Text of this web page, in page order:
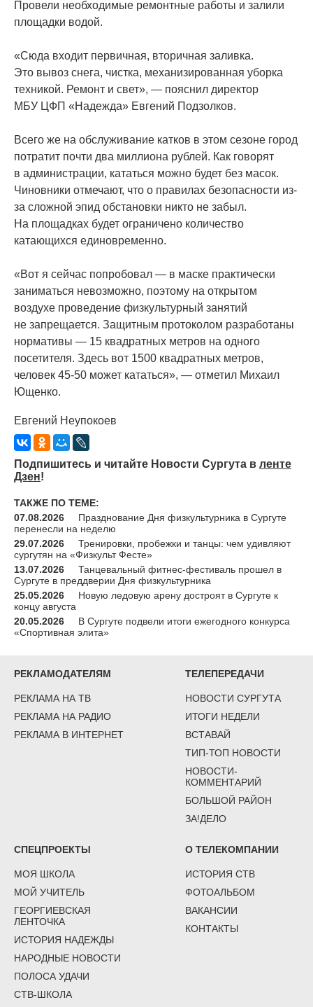
Провели необходимые ремонтные работы и залили
площадки водой.
«Сюда входит первичная, вторичная заливка.
Это вывоз снега, чистка, механизированная уборка
техникой. Ремонт и свет», — пояснил директор
МБУ ЦФП «Надежда» Евгений Подзолков.
Всего же на обслуживание катков в этом сезоне город
потратит почти два миллиона рублей. Как говорят
в администрации, кататься можно будет без масок.
Чиновники отмечают, что о правилах безопасности из-
за сложной эпид обстановки никто не забыл.
На площадках будет ограничено количество
катающихся единовременно.
«Вот я сейчас попробовал — в маске практически
заниматься невозможно, поэтому на открытом
воздухе проведение физкультурный занятий
не запрещается. Защитным протоколом разработаны
нормативы — 15 квадратных метров на одного
посетителя. Здесь вот 1500 квадратных метров,
человек 45-50 может кататься», — отметил Михаил
Ющенко.
Евгений Неупокоев
Подпишитесь и читайте Новости Сургута в ленте
Дзен!
ТАКЖЕ ПО ТЕМЕ:
07.08.2026
Празднование Дня физкультурника в Сургуте
перенесли на неделю
29.07.2026
Тренировки, пробежки и танцы: чем удивляют
сургутян на «Физкульт Фесте»
13.07.2026
Танцевальный фитнес-фестиваль прошел в
Сургуте в преддверии Дня физкультурника
25.05.2026
Новую ледовую арену достроят в Сургуте к
концу августа
20.05.2026
В Сургуте подвели итоги ежегодного конкурса
«Спортивная элита»
РЕКЛАМОДАТЕЛЯМ
РЕКЛАМА НА ТВ
РЕКЛАМА НА РАДИО
РЕКЛАМА В ИНТЕРНЕТ
ТЕЛЕПЕРЕДАЧИ
НОВОСТИ СУРГУТА
ИТОГИ НЕДЕЛИ
ВСТАВАЙ
ТИП-ТОП НОВОСТИ
НОВОСТИ-
КОММЕНТАРИЙ
БОЛЬШОЙ РАЙОН
ЗА!ДЕЛО
СПЕЦПРОЕКТЫ
МОЯ ШКОЛА
МОЙ УЧИТЕЛЬ
ГЕОРГИЕВСКАЯ
ЛЕНТОЧКА
ИСТОРИЯ НАДЕЖДЫ
НАРОДНЫЕ НОВОСТИ
ПОЛОСА УДАЧИ
СТВ-ШКОЛА
О ТЕЛЕКОМПАНИИ
ИСТОРИЯ СТВ
ФОТОАЛЬБОМ
ВАКАНСИИ
КОНТАКТЫ